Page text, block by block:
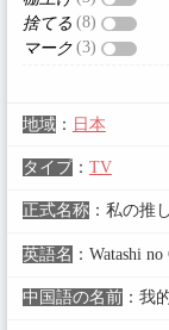
捨てる (8)
マーク (3)
地域： 日本
タイプ： TV
正式名称： 私の推
英語名 ： Watashi no
中国語の名前： 我